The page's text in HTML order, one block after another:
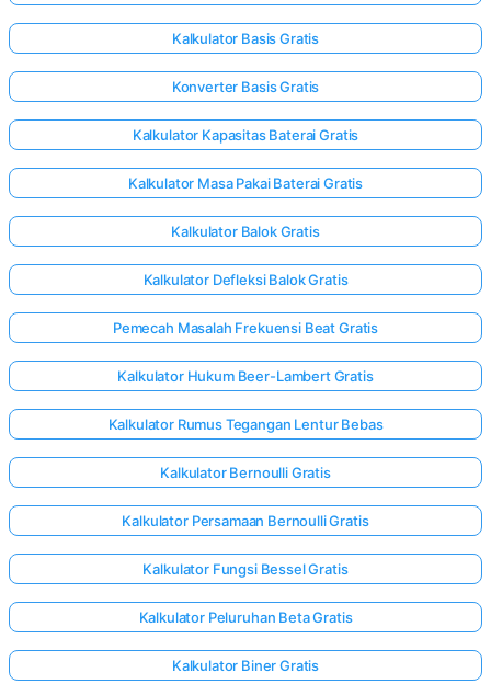
Kalkulator Basis Gratis
Konverter Basis Gratis
Kalkulator Kapasitas Baterai Gratis
Kalkulator Masa Pakai Baterai Gratis
Kalkulator Balok Gratis
Kalkulator Defleksi Balok Gratis
Pemecah Masalah Frekuensi Beat Gratis
Kalkulator Hukum Beer-Lambert Gratis
Kalkulator Rumus Tegangan Lentur Bebas
Kalkulator Bernoulli Gratis
Kalkulator Persamaan Bernoulli Gratis
Kalkulator Fungsi Bessel Gratis
Kalkulator Peluruhan Beta Gratis
Kalkulator Biner Gratis